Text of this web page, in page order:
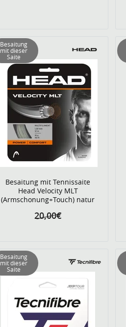
Besaitung mit Tennissaite
Head Velocity MLT
(Armschonung+Touch) natur
20,00€
Besaitung
mit dieser
Saite
Besaitung
mit dieser
Saite